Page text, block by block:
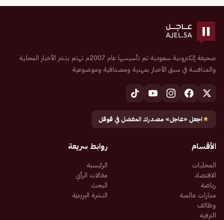
صحيفة إلكترونية سعودية تم تأسيسها عام 2007م تهتم بنشر الأخبار المحلية
والمنافسة في سبق الأخبار بمهنية ومصداقية وموضوعية
★اجعل «عاجل» مصدرك المفضل في قوقل
الأقسام
المحليات
الاقتصاد
رياضة
مدارات عالمية
وظائف
الترفيه
روابط سريعة
الرئيسية
مقالات الرأي
البحث
النشرة البريدية